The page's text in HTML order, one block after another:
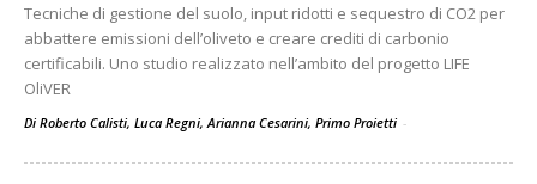
Tecniche di gestione del suolo, input ridotti e sequestro di CO2 per
abbattere emissioni dell’oliveto e creare crediti di carbonio
certificabili. Uno studio realizzato nell’ambito del progetto LIFE
OliVER
Di Roberto Calisti, Luca Regni, Arianna Cesarini, Primo Proietti -